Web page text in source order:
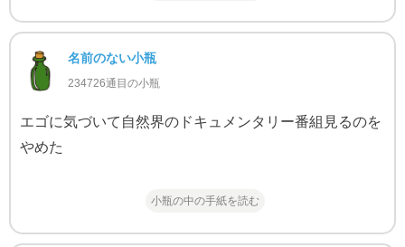
名前のない小瓶
234726通目の小瓶
エゴに気づいて自然界のドキュメンタリー番組見るのを
やめた
小瓶の中の手紙を読む